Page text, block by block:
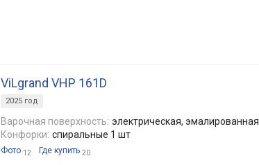
ViLgrand VHP 161D
2025 год
Варочная поверхность: электрическая, эмалированная
Конфорки: спиральные 1 шт
Фото 12 Где купить 20